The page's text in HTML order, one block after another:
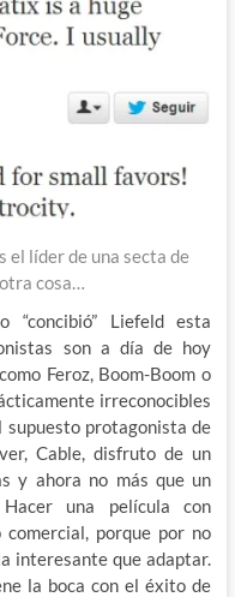
el líder de una secta de
cosa…
Liefeld esta
son a día de hoy
Feroz, Boom-Boom o
irreconocibles
supuesto protagonista de
Cable, disfruto de un
y ahora no más que un
una película con
porque por no
interesante que adaptar.
la boca con el éxito de